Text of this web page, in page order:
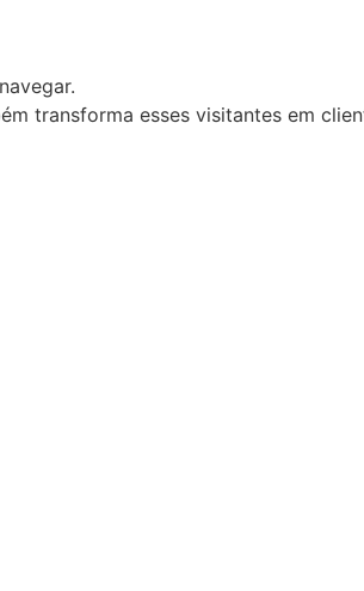
transforma esses visitantes em